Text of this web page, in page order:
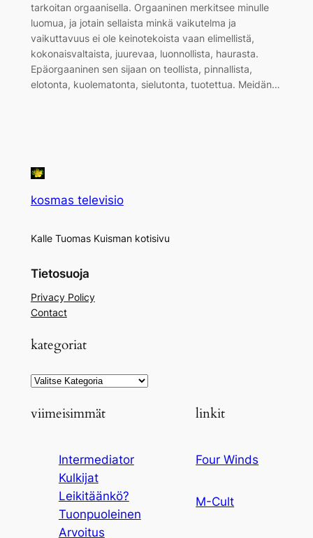
tarkoitan orgaanisella. Orgaaninen merkitsee minulle
luomua, ja jotain sellaista minkä vaikutelma ja
vaikuttavuus ei ole keinotekoista vaan elimellistä,
kokonaisvaltaista, juurevaa, luonnollista, haurasta.
Epäorgaaninen sen sijaan on teollista, pinnallista,
elotonta, kuolematonta, sielutonta, tuotettua. Meidän…
kosmas televisio
Kalle Tuomas Kuisman kotisivu
Tietosuoja
Privacy Policy
Contact
kategoriat
Kategoriat
viimeisimmät
Intermediator
Kulkijat
Leikitäänkö?
Tuonpuoleinen
Arvoitus
linkit
Four Winds
M-Cult